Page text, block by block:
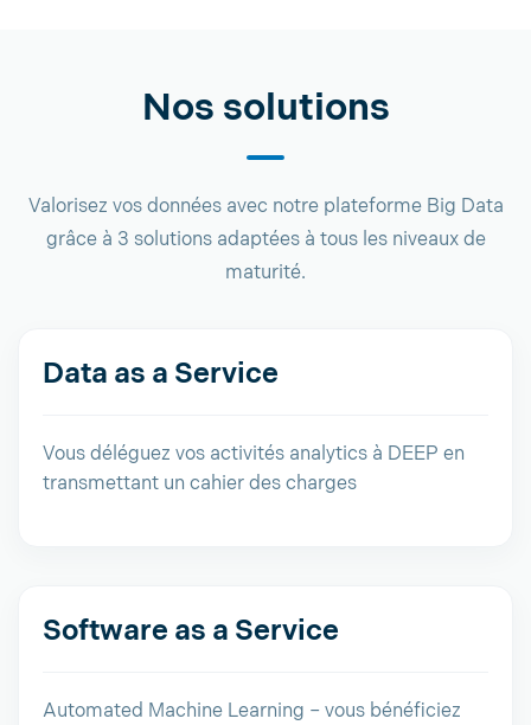
Nos solutions
Valorisez vos données avec notre plateforme Big Data
grâce à 3 solutions adaptées à tous les niveaux de
maturité.
Data as a Service
Vous déléguez vos activités analytics à DEEP en
transmettant un cahier des charges
Software as a Service
Automated Machine Learning – vous bénéficiez